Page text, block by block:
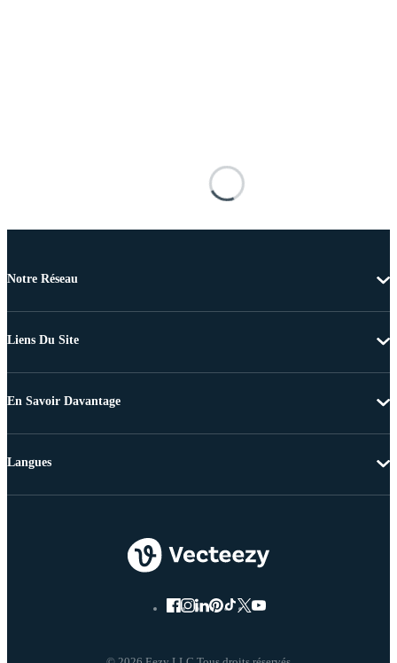
Notre Réseau
Liens Du Site
En Savoir Davantage
Langues